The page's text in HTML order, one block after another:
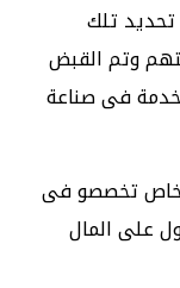
تلك
وتم القبض
فى صناعة
قيام مجموعة مكونة من 3 أشخاص تخصصو فى
على المال